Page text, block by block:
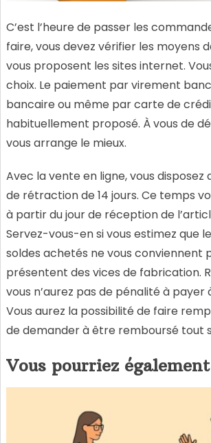
C’est l’heure de passer les
faire, vous devez vérifier les moyens
vous proposent les sites internet.
choix. Le paiement par virement
bancaire ou même par carte de
habituellement proposé. À vous de
vous arrange le mieux.
Avec la vente en ligne, vous disposez
de rétraction de 14 jours. Ce temps
à partir du jour de réception de
Servez-vous-en si vous estimez que
soldes achetés ne vous conviennent
présentent des vices de fabrication.
vous n’aurez pas de pénalité à payer
Vous aurez la possibilité de faire
de demander à être remboursé tout
Vous pourriez